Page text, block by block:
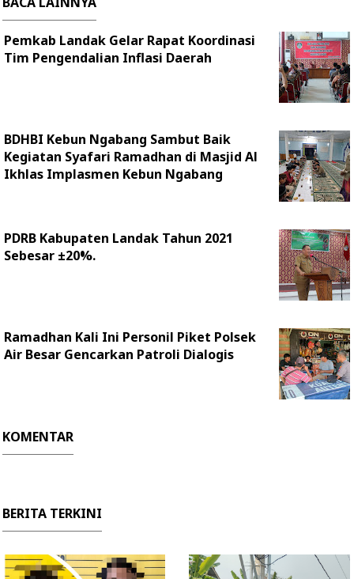
Pemkab Landak Gelar Rapat Koordinasi
Tim Pengendalian Inflasi Daerah
BDHBI Kebun Ngabang Sambut Baik
Kegiatan Syafari Ramadhan di Masjid Al
Ikhlas Implasmen Kebun Ngabang
PDRB Kabupaten Landak Tahun 2021
Sebesar ±20%.
Ramadhan Kali Ini Personil Piket Polsek
Air Besar Gencarkan Patroli Dialogis
KOMENTAR
BERITA TERKINI